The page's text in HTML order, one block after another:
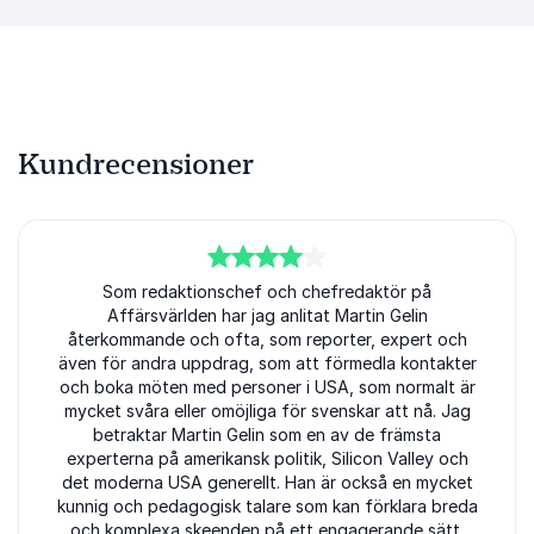
Kundrecensioner
5
Som redaktionschef och chefredaktör på
Affärsvärlden har jag anlitat Martin Gelin
återkommande och ofta, som reporter, expert och
även för andra uppdrag, som att förmedla kontakter
och boka möten med personer i USA, som normalt är
mycket svåra eller omöjliga för svenskar att nå. Jag
betraktar Martin Gelin som en av de främsta
experterna på amerikansk politik, Silicon Valley och
det moderna USA generellt. Han är också en mycket
kunnig och pedagogisk talare som kan förklara breda
och komplexa skeenden på ett engagerande sätt.